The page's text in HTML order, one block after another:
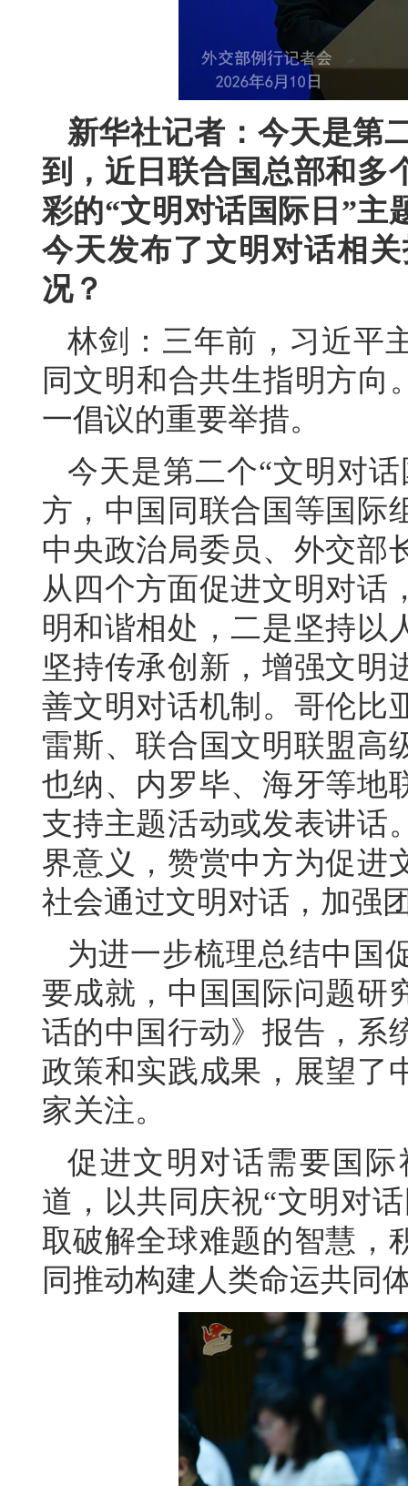
新华社记者：今天是第
到，近日联合国总部和多
彩的“文明对话国际日”主
今天发布了文明对话相
况？
林剑：三年前，习近平
同文明和合共生指明方向
一倡议的重要举措。
今天是第二个“文明对
方，中国同联合国等国际
中央政治局委员、外交部
从四个方面促进文明对话
明和谐相处，二是坚持以
坚持传承创新，增强文明
善文明对话机制。哥伦比
雷斯、联合国文明联盟高
也纳、内罗毕、海牙等地
支持主题活动或发表讲话
界意义，赞赏中方为促进
社会通过文明对话，加强
为进一步梳理总结中国
要成就，中国国际问题研
话的中国行动》报告，系
政策和实践成果，展望了
家关注。
促进文明对话需要国
道，以共同庆祝“文明对
取破解全球难题的智慧，
同推动构建人类命运共同